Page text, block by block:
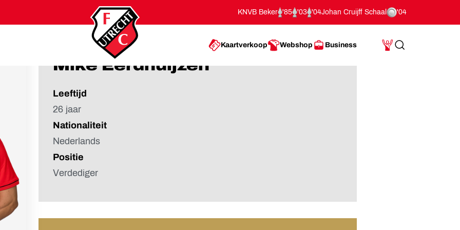
KNVB Beker '85 '03 '04Johan Cruijff Schaal '04
Kaartverkoop Webshop Business
Mijn Account
Search
Mike Eerdhuijzen
Leeftijd
26 jaar
Nationaliteit
Nederlands
Positie
Verdediger